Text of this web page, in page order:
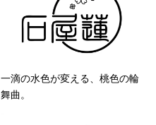
一滴の水色が変える、桃色の輪
舞曲。